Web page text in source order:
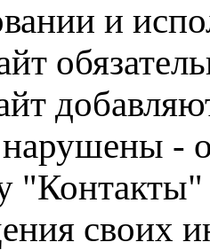
и
-
"Контакты"
своих